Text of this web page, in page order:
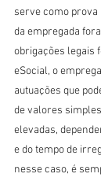
serve como prova
da empregada
obrigações legais
eSocial, o
autuações que
de valores
elevadas,
e do tempo de
nesse caso, é